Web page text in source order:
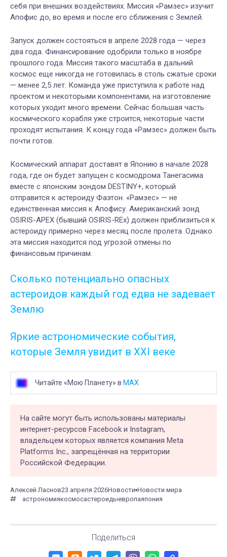
себя при внешних воздействиях. Миссия «Рамзес» изучит
Апофис до, во время и после его сближения с Землей.
Запуск должен состояться в апреле 2028 года — через
два года. Финансирование одобрили только в ноябре
прошлого года. Миссия такого масштаба в дальний
космос еще никогда не готовилась в столь сжатые сроки
— менее 2,5 лет. Команда уже приступила к работе над
проектом и некоторыми компонентами, на изготовление
которых уходит много времени. Сейчас большая часть
космического корабля уже строится, некоторые части
проходят испытания. К концу года «Рамзес» должен быть
почти готов.
Космический аппарат доставят в Японию в начале 2028
года, где он будет запущен с космодрома Танегасима
вместе с японским зондом DESTINY+, который
отправится к астероиду Фаэтон. «Рамзес» — не
единственная миссия к Апофису. Американский зонд
OSIRIS-APEX (бывший OSIRIS-REx) должен приблизиться к
астероиду примерно через месяц после пролета. Однако
эта миссия находится под угрозой отмены по
финансовым причинам.
Сколько потенциально опасных
астероидов каждый год едва не задевает
Землю
Яркие астрономические события,
которые Земля увидит в XXI веке
Читайте «Мою Планету» в MAX
На сайте могут быть использованы материалы
интернет-ресурсов Facebook и Instagram,
владельцем которых является компания Meta
Platforms Inc., запрещённая на территории
Российской Федерации.
Алексей Ласнов23 апреля 2026Новости Новости мира
астрономиякосмосастероидыевропаяпония
Поделиться